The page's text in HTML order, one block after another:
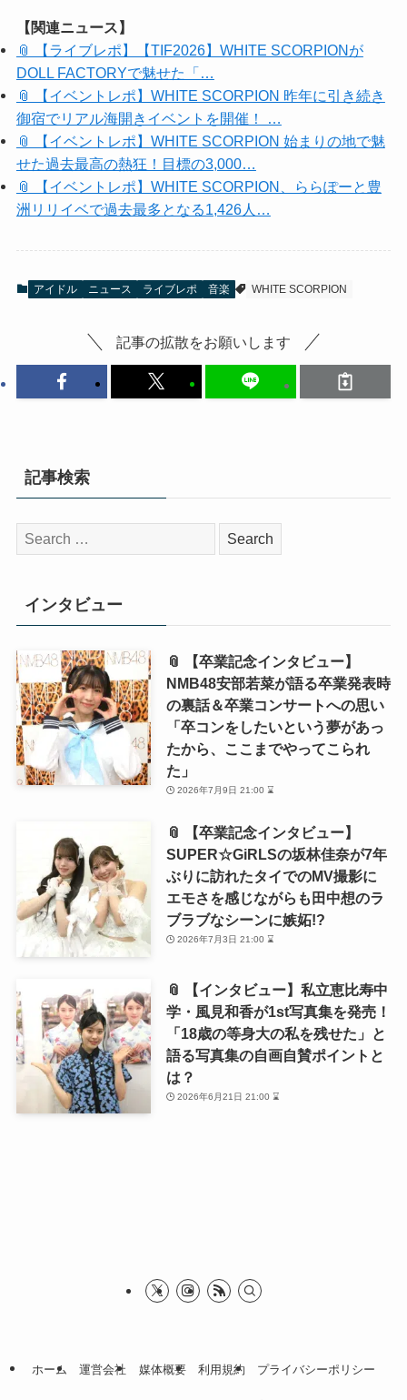
【関連ニュース】
📎 【ライブレポ】【TIF2026】WHITE SCORPIONが
DOLL FACTORYで魅せた「…
📎 【イベントレポ】WHITE SCORPION 昨年に引き続き
御宿でリアル海開きイベントを開催！ …
📎 【イベントレポ】WHITE SCORPION 始まりの地で魅
せた過去最高の熱狂！目標の3,000…
📎 【イベントレポ】WHITE SCORPION、ららぽーと豊
洲リリイベで過去最多となる1,426人…
アイドル ニュース ライブレポ 音楽 WHITE SCORPION
記事の拡散をお願いします
記事検索
検
索:
インタビュー
📎 【卒業記念インタビュー】
NMB48安部若菜が語る卒業発表時
の裏話＆卒業コンサートへの思い
「卒コンをしたいという夢があっ
たから、ここまでやってこられ
た」
2026年7月9日 21:00 ⌛
📎 【卒業記念インタビュー】
SUPER☆GiRLSの坂林佳奈が7年
ぶりに訪れたタイでのMV撮影に
エモさを感じながらも田中想のラ
ブラブなシーンに嫉妬!?
2026年7月3日 21:00 ⌛
📎 【インタビュー】私立恵比寿中
学・風見和香が1st写真集を発売！
「18歳の等身大の私を残せた」と
語る写真集の自画自賛ポイントと
は？
2026年6月21日 21:00 ⌛
ホーム 運営会社 媒体概要 利用規約 プライバシーポリシー